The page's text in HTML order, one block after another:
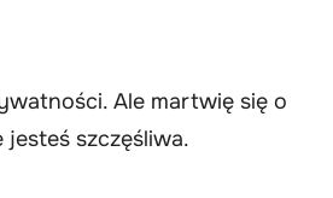
Ale martwię się o
jesteś szczęśliwa.